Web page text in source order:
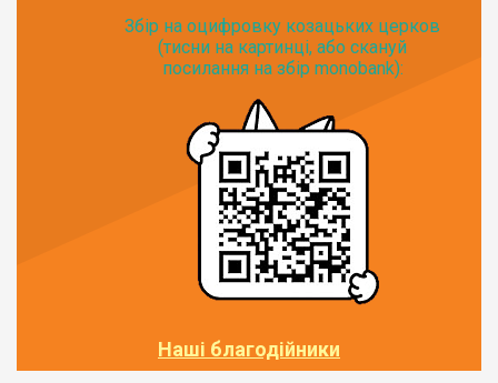
Збір на оцифровку козацьких церков
(тисни на картинці, або скануй
посилання на збір monobank):
Наші благодійники